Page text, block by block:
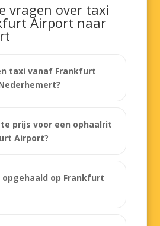
vragen over taxi
Airport naar
taxi vanaf Frankfurt
prijs voor een ophaalrit
Airport?
opgehaald op Frankfurt